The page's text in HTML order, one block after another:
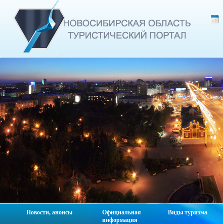
Новости, анонсы
Официальная
информация
Виды туризма